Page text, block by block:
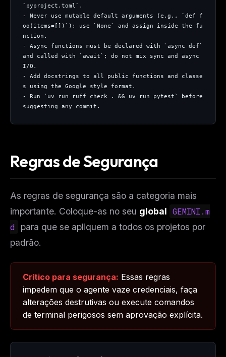
`pyproject.toml`.
- Never use mutable default arguments (e.g., `def f
oo(items=[])`); use `None` and assign inside the fu
nction.
- Async functions must be declared with `async def`
and called with `await`; do not mix sync and async
I/O.
- Add docstrings to all public functions and classe
s using the Google style format.
- Run `uv run ruff check . && uv run pytest` before
suggesting any commit.
Regras de Segurança
As regras de segurança são a categoria mais
importante. Coloque-as no seu global GEMINI.m
d
para que se apliquem a todos os projetos por
padrão.
Crítico para segurança: Essas regras
impedem que o agente vaze credenciais, faça
alterações destrutivas ou execute comandos
de terminal perigosos sem aprovação explícita.
THIS WEEK'S DIGEST
MCP pick of the week
New agent skill drop
Rules & workflow pack
Free · Weekly · 2 min read